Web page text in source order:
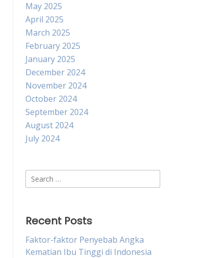
May 2025
April 2025
March 2025
February 2025
January 2025
December 2024
November 2024
October 2024
September 2024
August 2024
July 2024
Search
for:
Recent Posts
Faktor-faktor Penyebab Angka
Kematian Ibu Tinggi di Indonesia